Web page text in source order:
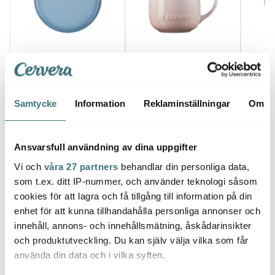
Samtycke Information Reklaminställningar Om
Ansvarsfull användning av dina uppgifter
Vi och våra 27 partners behandlar din personliga data,
som t.ex. ditt IP-nummer, och använder teknologi såsom
cookies för att lagra och få tillgång till information på din
enhet för att kunna tillhandahålla personliga annonser och
innehåll, annons- och innehållsmätning, åskådarinsikter
och produktutveckling. Du kan själv välja vilka som får
använda din data och i vilka syften.
Le Creuset
Coupe Colletion tallrik
142 kr 279 kr
Coupe Collection mugg
199 kr
Le
209
Låt dig inspireras av våra kunder